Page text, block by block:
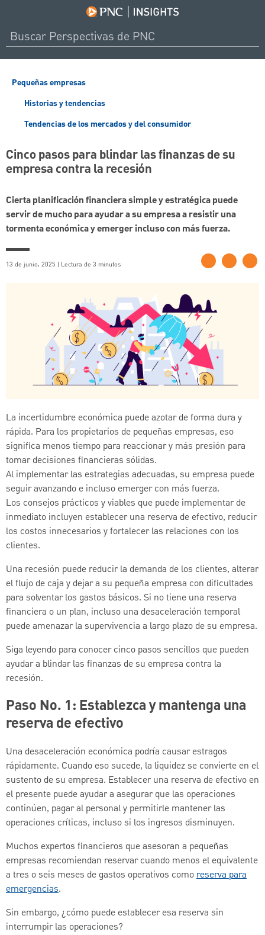
Pequeñas empresas
Historias y tendencias
Tendencias de los mercados y del consumidor
Cinco pasos para blindar las finanzas de su
empresa contra la recesión
Cierta planificación financiera simple y estratégica puede
servir de mucho para ayudar a su empresa a resistir una
tormenta económica y emerger incluso con más fuerza.
13 de junio, 2025 | Lectura de 3 minutos
La incertidumbre económica puede azotar de forma dura y
rápida. Para los propietarios de pequeñas empresas, eso
significa menos tiempo para reaccionar y más presión para
tomar decisiones financieras sólidas.
Al implementar las estrategias adecuadas, su empresa puede
seguir avanzando e incluso emerger con más fuerza.
Los consejos prácticos y viables que puede implementar de
inmediato incluyen establecer una reserva de efectivo, reducir
los costos innecesarios y fortalecer las relaciones con los
clientes.
Una recesión puede reducir la demanda de los clientes, alterar
el flujo de caja y dejar a su pequeña empresa con dificultades
para solventar los gastos básicos. Si no tiene una reserva
financiera o un plan, incluso una desaceleración temporal
puede amenazar la supervivencia a largo plazo de su empresa.
Siga leyendo para conocer cinco pasos sencillos que pueden
ayudar a blindar las finanzas de su empresa contra la
recesión.
Paso No. 1: Establezca y mantenga una
reserva de efectivo
Una desaceleración económica podría causar estragos
rápidamente. Cuando eso sucede, la liquidez se convierte en el
sustento de su empresa. Establecer una reserva de efectivo en
el presente puede ayudar a asegurar que las operaciones
continúen, pagar al personal y permitirle mantener las
operaciones críticas, incluso si los ingresos disminuyen.
Muchos expertos financieros que asesoran a pequeñas
empresas recomiendan reservar cuando menos el equivalente
a tres o seis meses de gastos operativos comoreserva para
emergencias.
Sin embargo, ¿cómo puede establecer esa reserva sin
interrumpir las operaciones?